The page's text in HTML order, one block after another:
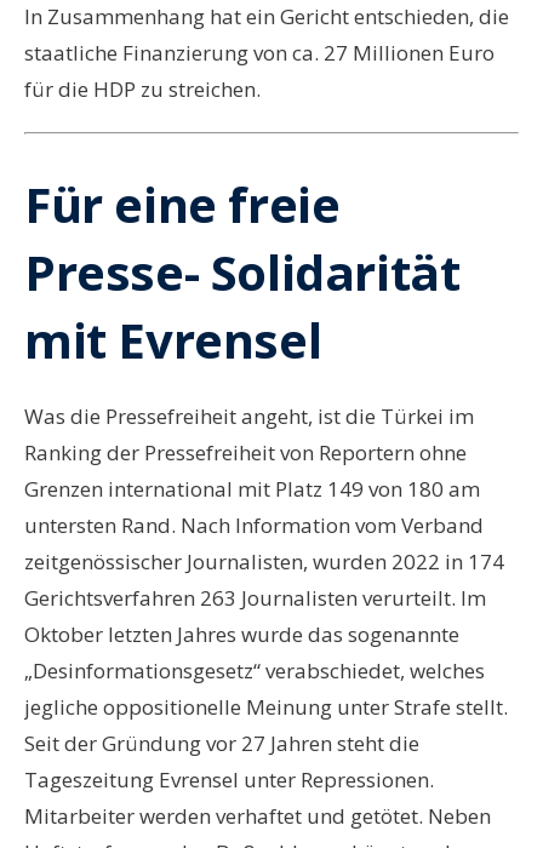
In Zusammenhang hat ein Gericht entschieden, die
staatliche Finanzierung von ca. 27 Millionen Euro
für die HDP zu streichen.
Für eine freie
Presse- Solidarität
mit Evrensel
Was die Pressefreiheit angeht, ist die Türkei im
Ranking der Pressefreiheit von Reportern ohne
Grenzen international mit Platz 149 von 180 am
untersten Rand. Nach Information vom Verband
zeitgenössischer Journalisten, wurden 2022 in 174
Gerichtsverfahren 263 Journalisten verurteilt. Im
Oktober letzten Jahres wurde das sogenannte
„Desinformationsgesetz“ verabschiedet, welches
jegliche oppositionelle Meinung unter Strafe stellt.
Seit der Gründung vor 27 Jahren steht die
Tageszeitung Evrensel unter Repressionen.
Mitarbeiter werden verhaftet und getötet. Neben